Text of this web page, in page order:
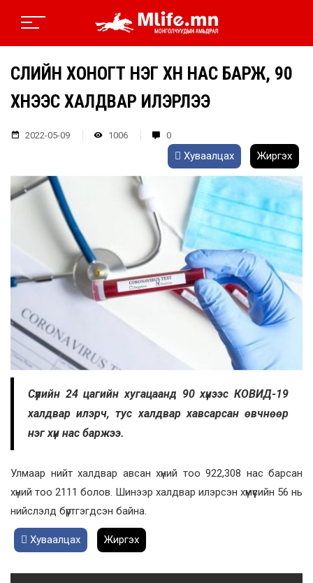
СҮҮЛИЙН ХОНОГТ НЭГ ХҮН НАС БАРЖ, 90
ХҮНЭЭС ХАЛДВАР ИЛЭРЛЭЭ
2022-05-09 1006 0
Хуваалцах Жиргэх
Сүүлийн 24 цагийн хугацаанд 90 хүнээс КОВИД-19
халдвар илэрч, тус халдвар хавсарсан өвчнөөр
нэг хүн нас баржээ.
Улмаар нийт халдвар авсан хүний тоо 922,308 нас барсан
хүний тоо 2111 болов. Шинээр халдвар илэрсэн хүмүүсийн 56 нь
нийслэлд бүртгэгдсэн байна.
Хуваалцах Жиргэх